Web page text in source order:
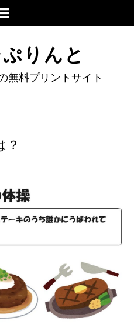
りんと
無料プリントサイト
？